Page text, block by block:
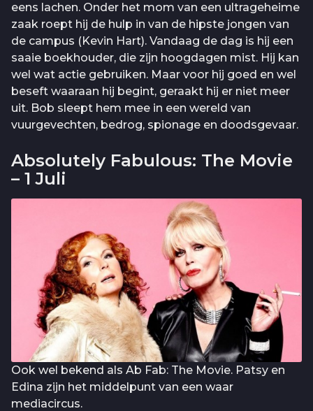
eens lachen. Onder het mom van een ultrageheime
zaak roept hij de hulp in van de hipste jongen van
de campus (Kevin Hart). Vandaag de dag is hij een
saaie boekhouder, die zijn hoogdagen mist. Hij kan
wel wat actie gebruiken. Maar voor hij goed en wel
beseft waaraan hij begint, geraakt hij er niet meer
uit. Bob sleept hem mee in een wereld van
vuurgevechten, bedrog, spionage en doodsgevaar.
Absolutely Fabulous: The Movie
– 1 Juli
Ook wel bekend als Ab Fab: The Movie. Patsy en
Edina zijn het middelpunt van een waar
mediacircus.